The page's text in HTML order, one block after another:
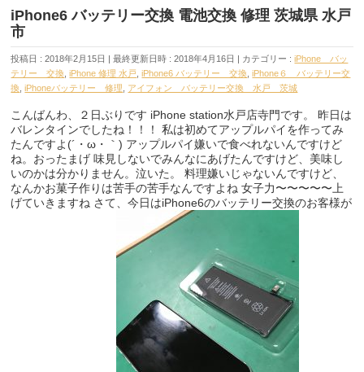
iPhone6 バッテリー交換 電池交換 修理 茨城県 水戸
市
投稿日 : 2018年2月15日 最終更新日時 : 2018年4月16日 カテゴリー :iPhone バッ
テリー 交換 ,iPhone 修理 水戸 ,iPhone6 バッテリー 交換 ,iPhone６ バッテリー交
換 ,iPhoneバッテリー 修理 アイフォン バッテリー交換 水戸 茨城
こんばんわ、２日ぶりです iPhone station水戸店寺門です。 昨日は
バレンタインでしたね！！！ 私は初めてアップルパイを作ってみ
たんですよ(´・ω・｀) アップルパイ嫌いで食べれないんですけど
ね。おったまげ 味見しないでみんなにあげたんですけど、美味し
いのかは分かりません。泣いた。 料理嫌いじゃないんですけど、
なんかお菓子作りは苦手の苦手なんですよね 女子力〜〜〜〜〜上
げていきますね さて、今日はiPhone6のバッテリー交換のお客様が